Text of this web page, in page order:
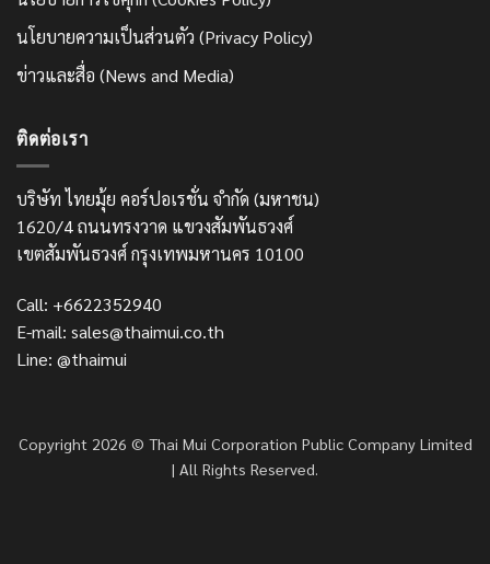
นโยบายความเป็นส่วนตัว (Privacy Policy)
ข่าวและสื่อ (News and Media)
ติดต่อเรา
บริษัท ไทยมุ้ย คอร์ปอเรชั่น จำกัด (มหาชน)
1620/4 ถนนทรงวาด แขวงสัมพันธวงศ์
เขตสัมพันธวงศ์ กรุงเทพมหานคร 10100
Call: +6622352940
E-mail: sales@thaimui.co.th
Line: @thaimui
Copyright 2026 © Thai Mui Corporation Public Company Limited
| All Rights Reserved.